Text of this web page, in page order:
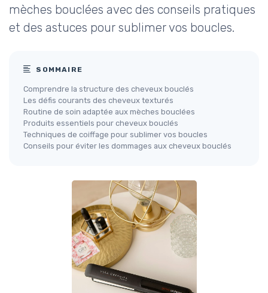
mèches bouclées avec des conseils pratiques
et des astuces pour sublimer vos boucles.
SOMMAIRE
Comprendre la structure des cheveux bouclés
Les défis courants des cheveux texturés
Routine de soin adaptée aux mèches bouclées
Produits essentiels pour cheveux bouclés
Techniques de coiffage pour sublimer vos boucles
Conseils pour éviter les dommages aux cheveux bouclés